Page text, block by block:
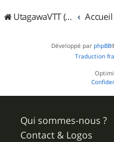
UtagawaVTT (Randos VTT et VTTAE avec traces GPS)
Développé par phpBB
Traduction
Qui sommes-nous ?
Contact & Logos